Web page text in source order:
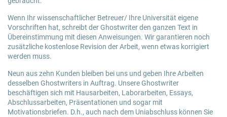
Wenn Ihr wissenschaftlicher Betreuer/ Ihre Universität eigene
Vorschriften hat, schreibt der Ghostwriter den ganzen Text in
Übereinstimmung mit diesen Anweisungen. Wir garantieren noch
zusätzliche kostenlose Revision der Arbeit, wenn etwas korrigiert
werden muss.
Neun aus zehn Kunden bleiben bei uns und geben Ihre Arbeiten
desselben Ghostwriters in Auftrag. Unsere Ghostwriter
beschäftigen sich mit Hausarbeiten, Laborarbeiten, Essays,
Abschlussarbeiten, Präsentationen und sogar mit
Motivationsbriefen. D.h., auch nach dem Uniabschluss können Sie